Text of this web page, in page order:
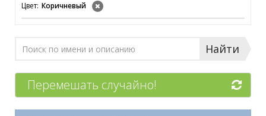
Цвет: Коричневый
Найти
Перемешать случайно!